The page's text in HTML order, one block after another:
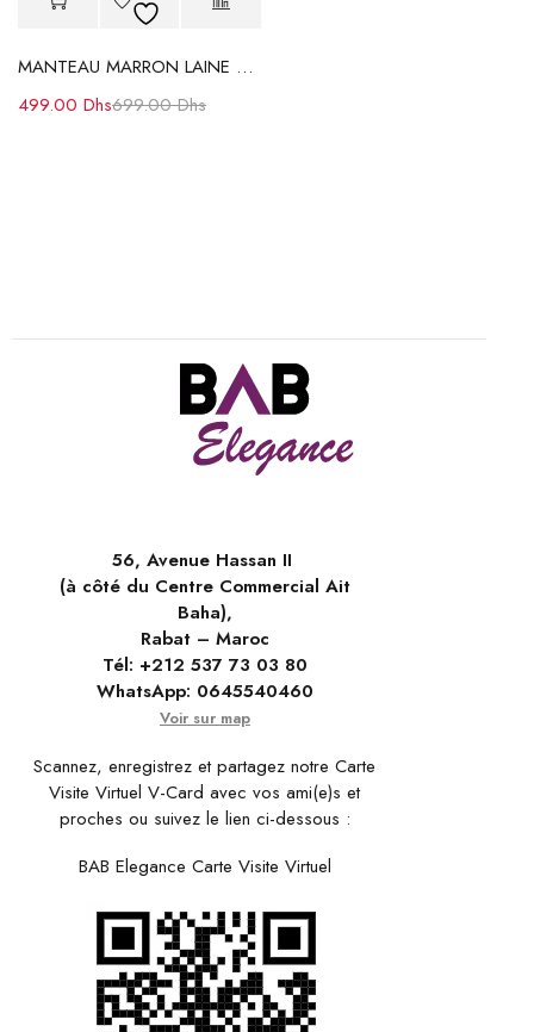
MANTEAU MARRON LAINE à Col Revers et Boutons Dorés
699.00Dhs
499.00 Dhs
56, Avenue Hassan II
(à côté du Centre Commercial Ait
Baha),
Rabat – Maroc
Tél: +212 537 73 03 80
WhatsApp: 0645540460
Voir sur map
Scannez, enregistrez et partagez notre Carte
Visite Virtuel V-Card avec vos ami(e)s et
proches ou suivez le lien ci-dessous :
BAB Elegance Carte Visite Virtuel